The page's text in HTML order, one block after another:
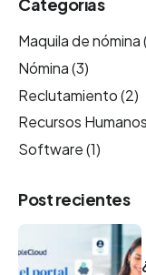
Maquila de nómina
Nómina(3)
Reclutamiento(2)
Recursos Humanos
Software(1)
Post recientes